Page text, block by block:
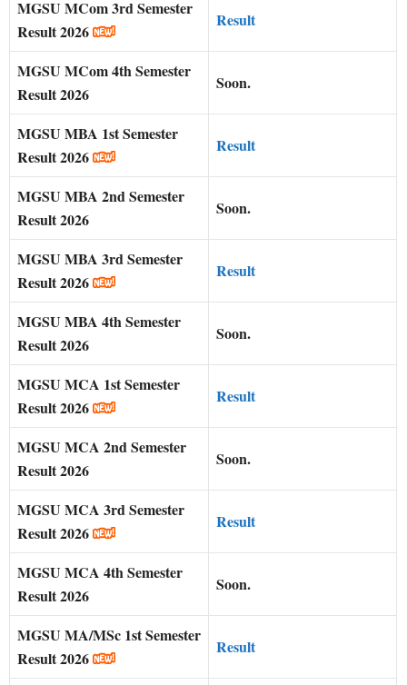
MGSU MCom 3rd Semester
Result 2026
Result
MGSU MCom 4th Semester
Result 2026
Soon.
MGSU MBA 1st Semester
Result 2026
Result
MGSU MBA 2nd Semester
Result 2026
Soon.
MGSU MBA 3rd Semester
Result 2026
Result
MGSU MBA 4th Semester
Result 2026
Soon.
MGSU MCA 1st Semester
Result 2026
Result
MGSU MCA 2nd Semester
Result 2026
Soon.
MGSU MCA 3rd Semester
Result 2026
Result
MGSU MCA 4th Semester
Result 2026
Soon.
MGSU MA/MSc 1st Semester
Result 2026
Result